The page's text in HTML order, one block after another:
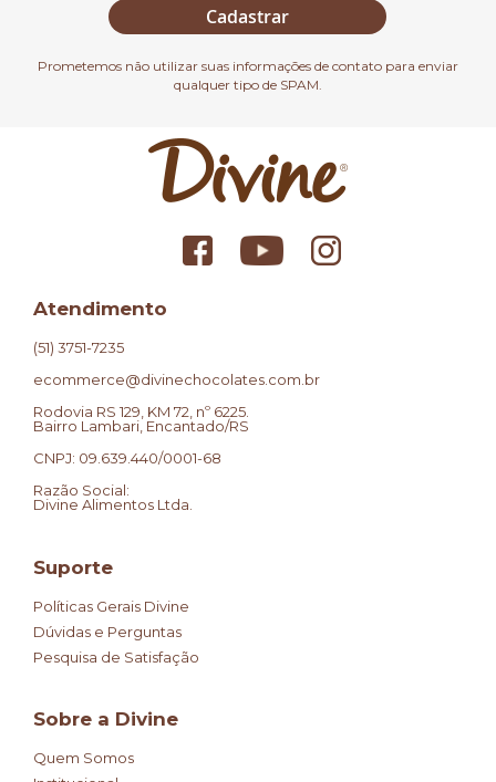
Cadastrar
Prometemos não utilizar suas informações de contato para enviar
qualquer tipo de SPAM.
Atendimento
(51) 3751-7235
ecommerce@divinechocolates.com.br
Rodovia RS 129, KM 72, nº 6225.
Bairro Lambari, Encantado/RS
CNPJ: 09.639.440/0001-68
Razão Social:
Divine Alimentos Ltda.
Suporte
Políticas Gerais Divine
Dúvidas e Perguntas
Pesquisa de Satisfação
Sobre a Divine
Quem Somos